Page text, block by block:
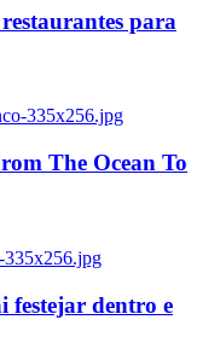
para
335x256.jpg
The Ocean To
335x256.jpg
festejar dentro e